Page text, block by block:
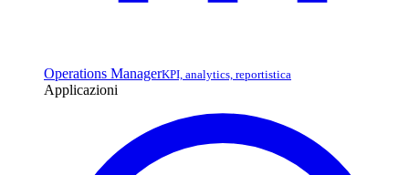
Operations ManagerKPI, analytics, reportistica
Applicazioni